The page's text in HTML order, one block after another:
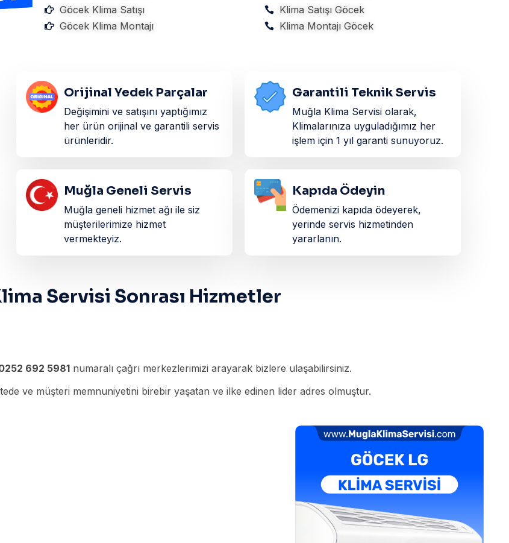
Göcek Klima Satışı
Göcek Klima Montajı
Klima Satışı Göcek
Klima Montajı Göcek
Orijinal Yedek Parçalar
Değişimini ve satışını yaptığımız
her ürün orijinal ve garantili servis
ürünleridir.​
Muğla Geneli Servis
Muğla geneli hizmet ağı ile siz
müşterilerimize hizmet
vermekteyiz.
Garantili Teknik Servis
Muğla Klima Servisi olarak,
Klimalarınıza uyguladığımız her
işlem için 1 yıl garanti sunuyoruz.
Kapıda Ödeyin
Ödemenizi kapıda ödeyerek,
yerinde servis hizmetinden
yararlanın.
Servisi Sonrası Hizmetler
692 5981 numaralı çağrı merkezlerimizi arayarak bizlere ulaşabilirsiniz.
ve müşteri memnuniyetini birebir yaşatan ve ilke edinen lider adres olmuştur.